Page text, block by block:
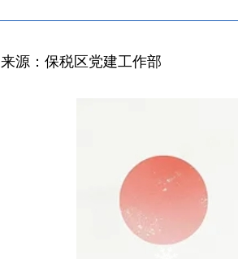
来源：保税区党建工作部